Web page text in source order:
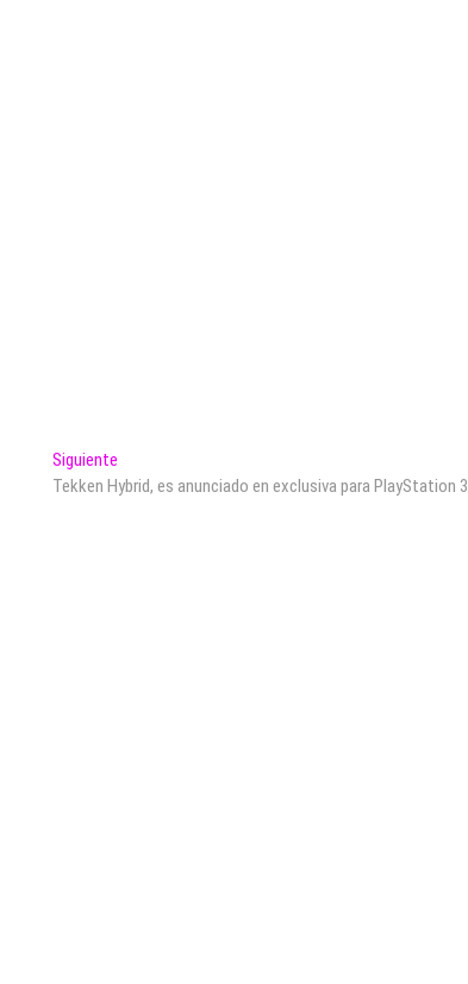
Siguiente
siguiente:
Tekken Hybrid, es anunciado en exclusiva para PlayStation 3